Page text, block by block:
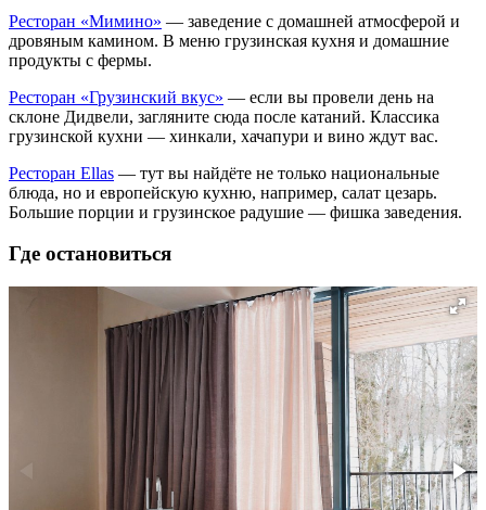
Ресторан «Мимино» — заведение с домашней атмосферой и
дровяным камином. В меню грузинская кухня и домашние
продукты с фермы.
Ресторан «Грузинский вкус» — если вы провели день на
склоне Дидвели, загляните сюда после катаний. Классика
грузинской кухни — хинкали, хачапури и вино ждут вас.
Ресторан Ellas — тут вы найдёте не только национальные
блюда, но и европейскую кухню, например, салат цезарь.
Большие порции и грузинское радушие — фишка заведения.
Где остановиться